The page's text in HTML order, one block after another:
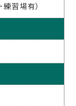
習場有）